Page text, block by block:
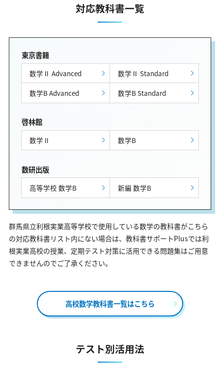
対応教科書一覧
東京書籍
数学Ⅱ Advanced
数学Ⅱ Standard
数学B Advanced
数学B Standard
啓林館
数学Ⅱ 数学B
数研出版
高等学校 数学B 新編 数学B
群馬県立利根実業高等学校で使用している数学の教科書がこちら
の対応教科書リスト内にない場合は、教科書サポートPlusでは利
根実業高校の授業、定期テスト対策に活用できる問題集はご用意
できませんのでご了承ください。
高校数学教科書一覧はこちら
テスト別活用法